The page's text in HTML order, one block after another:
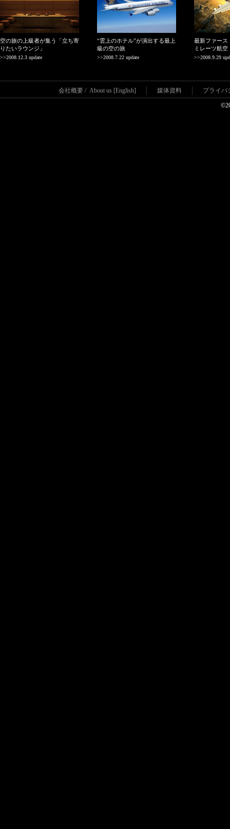
空の旅の上級者が集う「立ち寄
りたいラウンジ」
>>2008.12.3 update
“雲上のホテル”が演出する最上
級の空の旅
>>2008.7.22 update
最新ファー
ミレーツ航空
>>2008.9.29
会社概要 / About us [English] 媒体資料 プライバ